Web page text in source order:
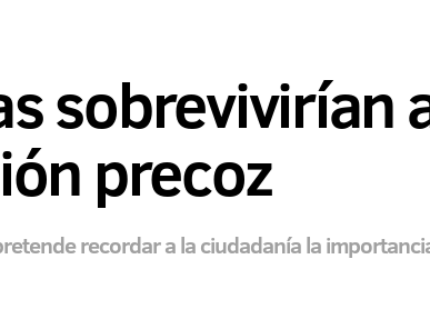
sobrevivirían
precoz
recordar a la ciudadanía la